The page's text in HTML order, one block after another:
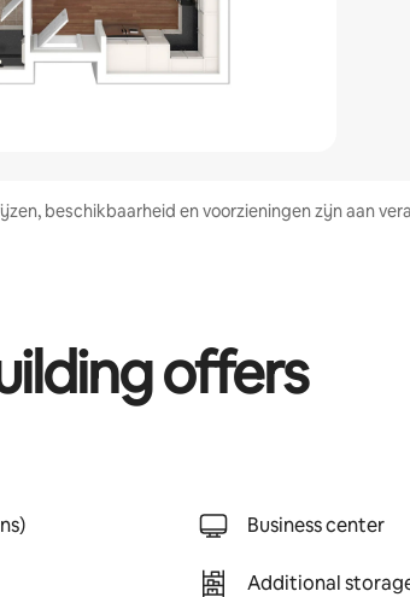
beschikbaarheid en voorzieningen zijn aan
offers
Business center
Additional